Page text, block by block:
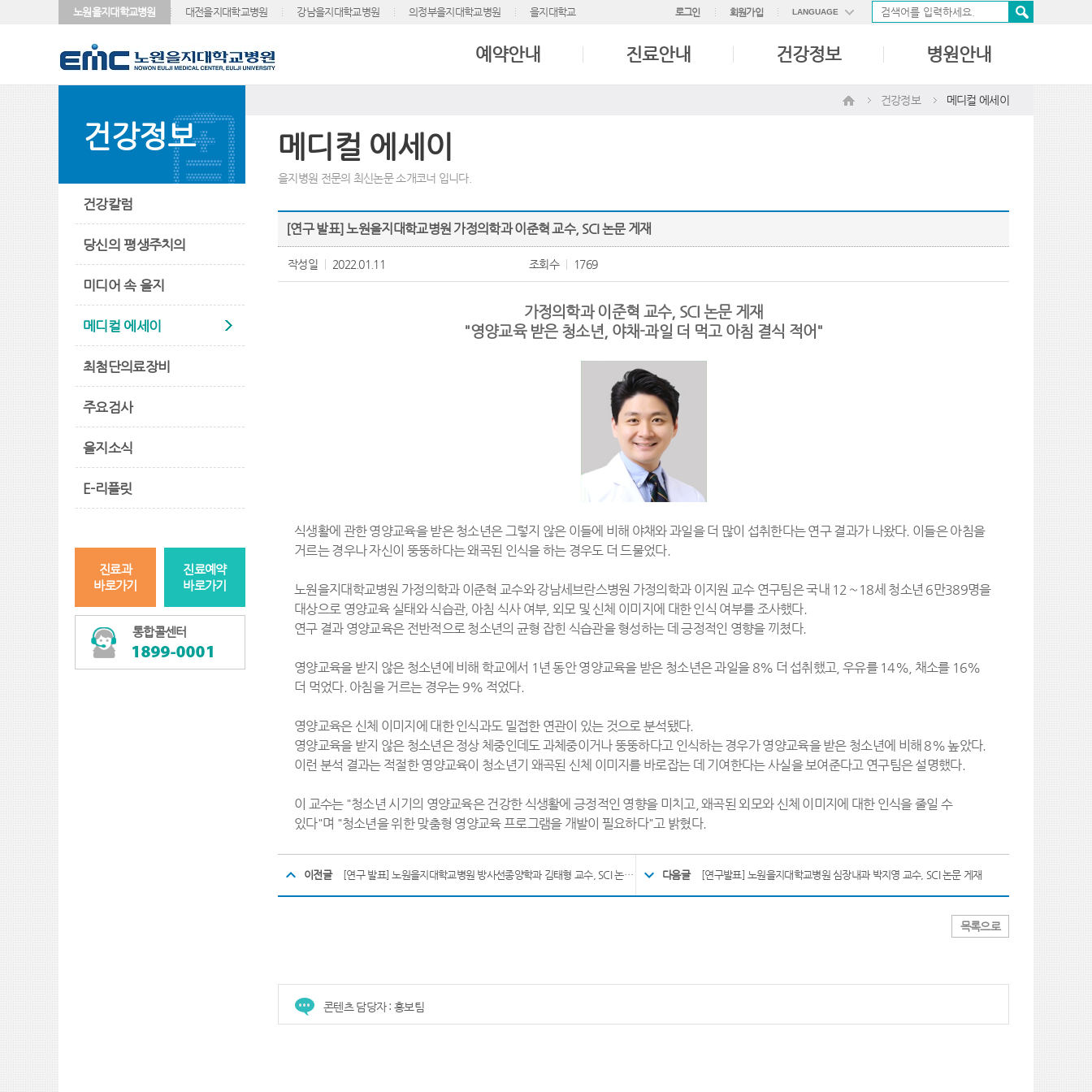
노원을지대학교병원 대전을지대학교병원 강남을지대학교병원 의정부을지대학교병원 을지대학교 로그인 회원가입 LANGUAGE
中國語
예약안내 진료안내 건강정보 병원안내
건강정보
건강칼럼
당신의 평생주치의
미디어 속 을지
메디컬 에세이
최첨단의료장비
주요검사
을지소식
E-리플릿
진료과
바로가기
진료예약
바로가기
통합콜센터
건강정보 메디컬 에세이
메디컬 에세이
을지병원 전문의 최신논문 소개코너 입니다.
[연구 발표] 노원을지대학교병원 가정의학과 이준혁 교수, SCI 논문 게재
작성일 2022.01.11 조회수 1769
가정의학과 이준혁 교수, SCI 논문 게재
"영양교육 받은 청소년, 야채-과일 더 먹고 아침 결식 적어"
식생활에 관한 영양교육을 받은 청소년은 그렇지 않은 이들에 비해 야채와 과일을 더 많이 섭취한다는 연구 결과가 나왔다. 이들은 아침을
거르는 경우나 자신이 뚱뚱하다는 왜곡된 인식을 하는 경우도 더 드물었다.
노원을지대학교병원 가정의학과 이준혁 교수와 강남세브란스병원 가정의학과 이지원 교수 연구팀은 국내 12∼18세 청소년 6만389명을
대상으로 영양교육 실태와 식습관, 아침 식사 여부, 외모 및 신체 이미지에 대한 인식 여부를 조사했다.
연구 결과 영양교육은 전반적으로 청소년의 균형 잡힌 식습관을 형성하는 데 긍정적인 영향을 끼쳤다.
영양교육을 받지 않은 청소년에 비해 학교에서 1년 동안 영양교육을 받은 청소년은 과일을 8% 더 섭취했고, 우유를 14%, 채소를 16%
더 먹었다. 아침을 거르는 경우는 9% 적었다.
영양교육은 신체 이미지에 대한 인식과도 밀접한 연관이 있는 것으로 분석됐다.
영양교육을 받지 않은 청소년은 정상 체중인데도 과체중이거나 뚱뚱하다고 인식하는 경우가 영양교육을 받은 청소년에 비해 8% 높았다.
이런 분석 결과는 적절한 영양교육이 청소년기 왜곡된 신체 이미지를 바로잡는 데 기여한다는 사실을 보여준다고 연구팀은 설명했다.
이 교수는 "청소년 시기의 영양교육은 건강한 식생활에 긍정적인 영향을 미치고, 왜곡된 외모와 신체 이미지에 대한 인식을 줄일 수
있다"며 "청소년을 위한 맞춤형 영양교육 프로그램을 개발이 필요하다"고 밝혔다.
이전글 [연구 발표] 노원을지대학교병원 방사선종양학과 김태형 교수, SCI 논문 게재 다음글 [연구발표] 노원을지대학교병원 심장내과 박지영 교수, SCI 논문 게재
목록으로
콘텐츠 담당자 : 홍보팀